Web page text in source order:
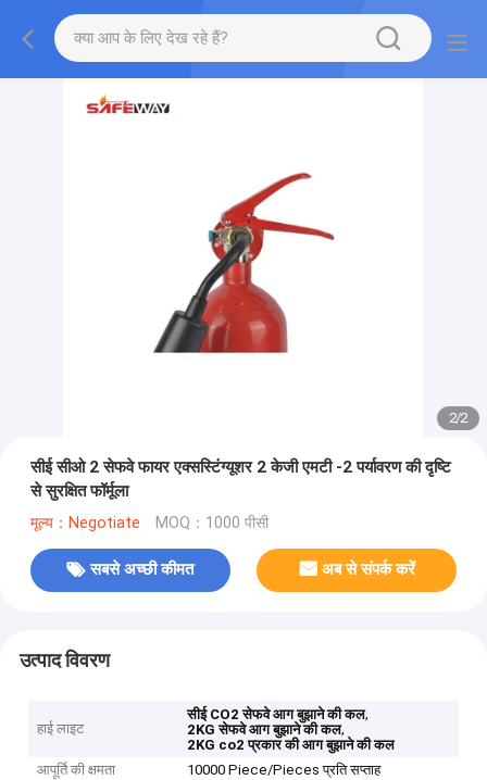
2/2
सीई सीओ 2 सेफवे फायर एक्सस्टिंग्यूशर 2 केजी एमटी -2 पर्यावरण की दृष्टि
से सुरक्षित फॉर्मूला
मूल्य：Negotiate MOQ：1000 पीसी
सबसे अच्छी कीमत अब से संपर्क करें
उत्पाद विवरण
हाई लाइट
सीई CO2 सेफवे आग बुझाने की कल,
2KG सेफवे आग बुझाने की कल,
2KG co2 प्रकार की आग बुझाने की कल
आपूर्ति की क्षमता
10000 Piece/Pieces प्रति सप्ताह